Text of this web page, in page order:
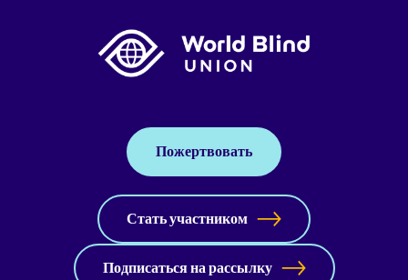
Пожертвовать
Стать участником
Подписаться на рассылку